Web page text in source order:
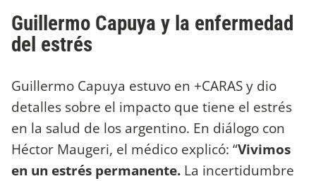
Guillermo Capuya y la enfermedad
del estrés
Guillermo Capuya estuvo en +CARAS y dio
detalles sobre el impacto que tiene el estrés
en la salud de los argentino. En diálogo con
Héctor Maugeri, el médico explicó: “Vivimos
en un estrés permanente. La incertidumbre